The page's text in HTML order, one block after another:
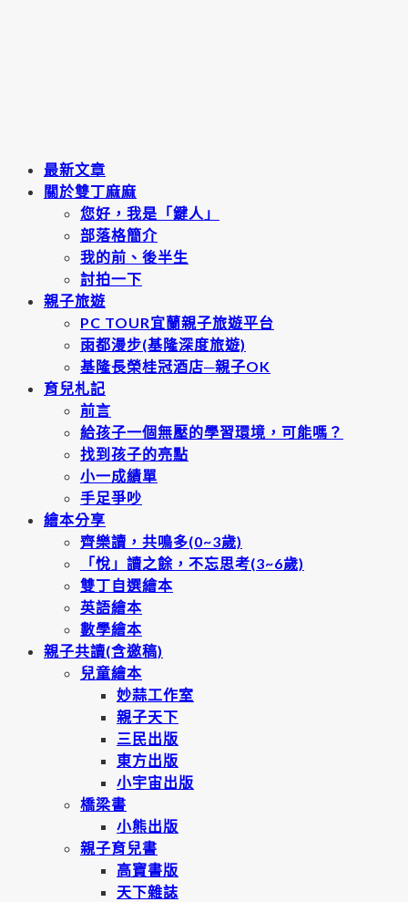
最新文章
關於雙丁麻麻
您好，我是「鍵人」
部落格簡介
我的前、後半生
討拍一下
親子旅遊
PC TOUR宜蘭親子旅遊平台
雨都漫步(基隆深度旅遊)
基隆長榮桂冠酒店─親子OK
育兒札記
前言
給孩子一個無壓的學習環境，可能嗎？
找到孩子的亮點
小一成績單
手足爭吵
繪本分享
齊樂讀，共鳴多(0~3歲)
「悅」讀之餘，不忘思考(3~6歲)
雙丁自選繪本
英語繪本
數學繪本
親子共讀(含邀稿)
兒童繪本
妙蒜工作室
親子天下
三民出版
東方出版
小宇宙出版
橋梁書
小熊出版
親子育兒書
高寶書版
天下雜誌